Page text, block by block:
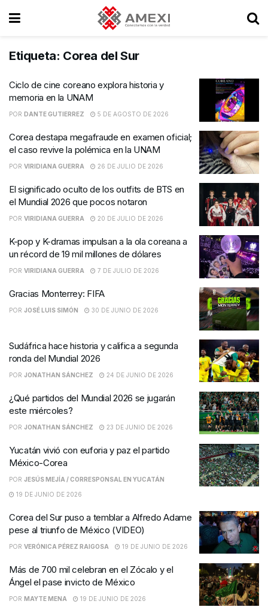
Etiqueta: Corea del Sur
Ciclo de cine coreano explora historia y
memoria en la UNAM
POR DANTE GUTIERREZ 5 DE AGOSTO DE 2026
Corea destapa megafraude en examen oficial;
el caso revive la polémica en la UNAM
POR VIRIDIANA GUERRA 26 DE JULIO DE 2026
El significado oculto de los outfits de BTS en
el Mundial 2026 que pocos notaron
POR VIRIDIANA GUERRA 20 DE JULIO DE 2026
K-pop y K-dramas impulsan a la ola coreana a
un récord de 19 mil millones de dólares
POR VIRIDIANA GUERRA 7 DE JULIO DE 2026
Gracias Monterrey: FIFA
POR JOSÉ LUIS SIMÓN 30 DE JUNIO DE 2026
Sudáfrica hace historia y califica a segunda
ronda del Mundial 2026
POR JONATHAN SÁNCHEZ 24 DE JUNIO DE 2026
¿Qué partidos del Mundial 2026 se jugarán
este miércoles?
POR JONATHAN SÁNCHEZ 23 DE JUNIO DE 2026
Yucatán vivió con euforia y paz el partido
México-Corea
POR JESÚS MEJÍA / CORRESPONSAL EN YUCATÁN
19 DE JUNIO DE 2026
Corea del Sur puso a temblar a Alfredo Adame
pese al triunfo de México (VIDEO)
POR VERÓNICA PÉREZ RAIGOSA 19 DE JUNIO DE 2026
Más de 700 mil celebran en el Zócalo y el
Ángel el pase invicto de México
POR MAYTE MENA 19 DE JUNIO DE 2026